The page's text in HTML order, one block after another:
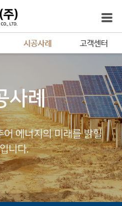
시공사례 고객센터
사례
에너지의 미래를 밝힐
니다.